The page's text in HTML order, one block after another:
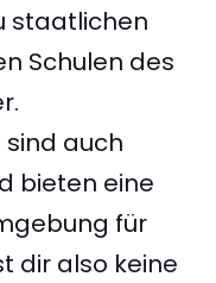
staatlichen
Schulen des
auch
bieten eine
für
dir also keine